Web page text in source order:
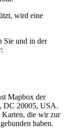
wird eine
Sie und in der
Mapbox der
DC 20005, USA.
die wir zur
haben.